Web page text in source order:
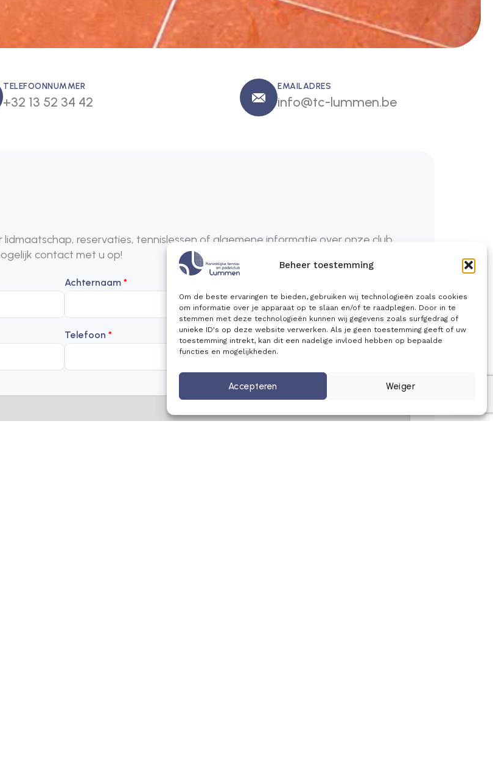
Beheer toestemming
Om de beste ervaringen te bieden, gebruiken wij technologieën zoals cookies
om informatie over je apparaat op te slaan en/of te raadplegen. Door in te
stemmen met deze technologieën kunnen wij gegevens zoals surfgedrag of
unieke ID's op deze website verwerken. Als je geen toestemming geeft of uw
toestemming intrekt, kan dit een nadelige invloed hebben op bepaalde
functies en mogelijkheden.
Accepteren Weiger
TELEFOONNUMMER
+32 13 52 34 42
EMAILADRES
info@tc-lummen.be
reservaties, tennislessen of algemene informatie over onze club.
contact met u op!
Achternaam *
Telefoon *